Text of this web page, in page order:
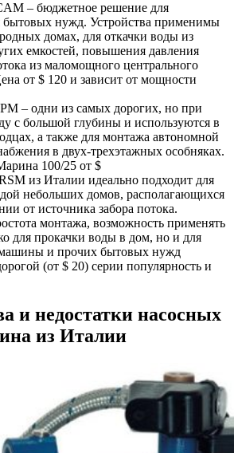
– бюджетное решение для
бытовых нужд. Устройства применимы
домах, для откачки воды из
емкостей, повышения давления
из маломощного центрального
от $ 120 и зависит от мощности
– одни из самых дорогих, но при
с большой глубины и используются в
а также для монтажа автономной
в двух-трехэтажных особняках.
100/25 от $
из Италии идеально подходит для
небольших домов, располагающихся
от источника забора потока.
монтажа, возможность применять
для прокачки воды в дом, но и для
и прочих бытовых нужд
(от $ 20) серии популярность и
и недостатки насосных
из Италии